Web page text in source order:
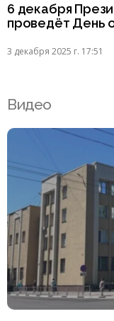
6 декабря
проведёт День
3 декабря 2025 г. 17:51
Видео